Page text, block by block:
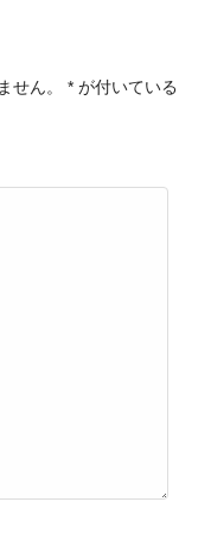
せん。 * が付いている